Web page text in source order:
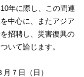
年に際し、この間連
中心に、またアジア
招聘し、災害復興の
いて論じます。
７日（日）